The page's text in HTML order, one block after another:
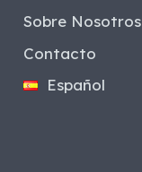
Sobre Nosotros
Contacto
Español